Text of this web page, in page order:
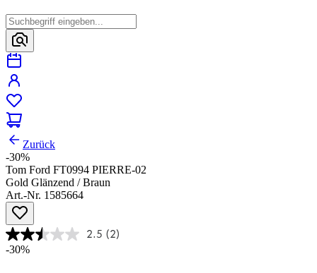
Zurück
-30%
Tom Ford FT0994 PIERRE-02
Gold Glänzend / Braun
Art.-Nr. 1585664
2.5 (2)
-30%